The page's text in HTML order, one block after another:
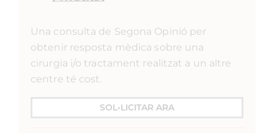
Una consulta de Segona Opinió per
obtenir resposta mèdica sobre una
cirurgia i/o tractament realitzat a un altre
centre té cost.
SOL•LICITAR ARA